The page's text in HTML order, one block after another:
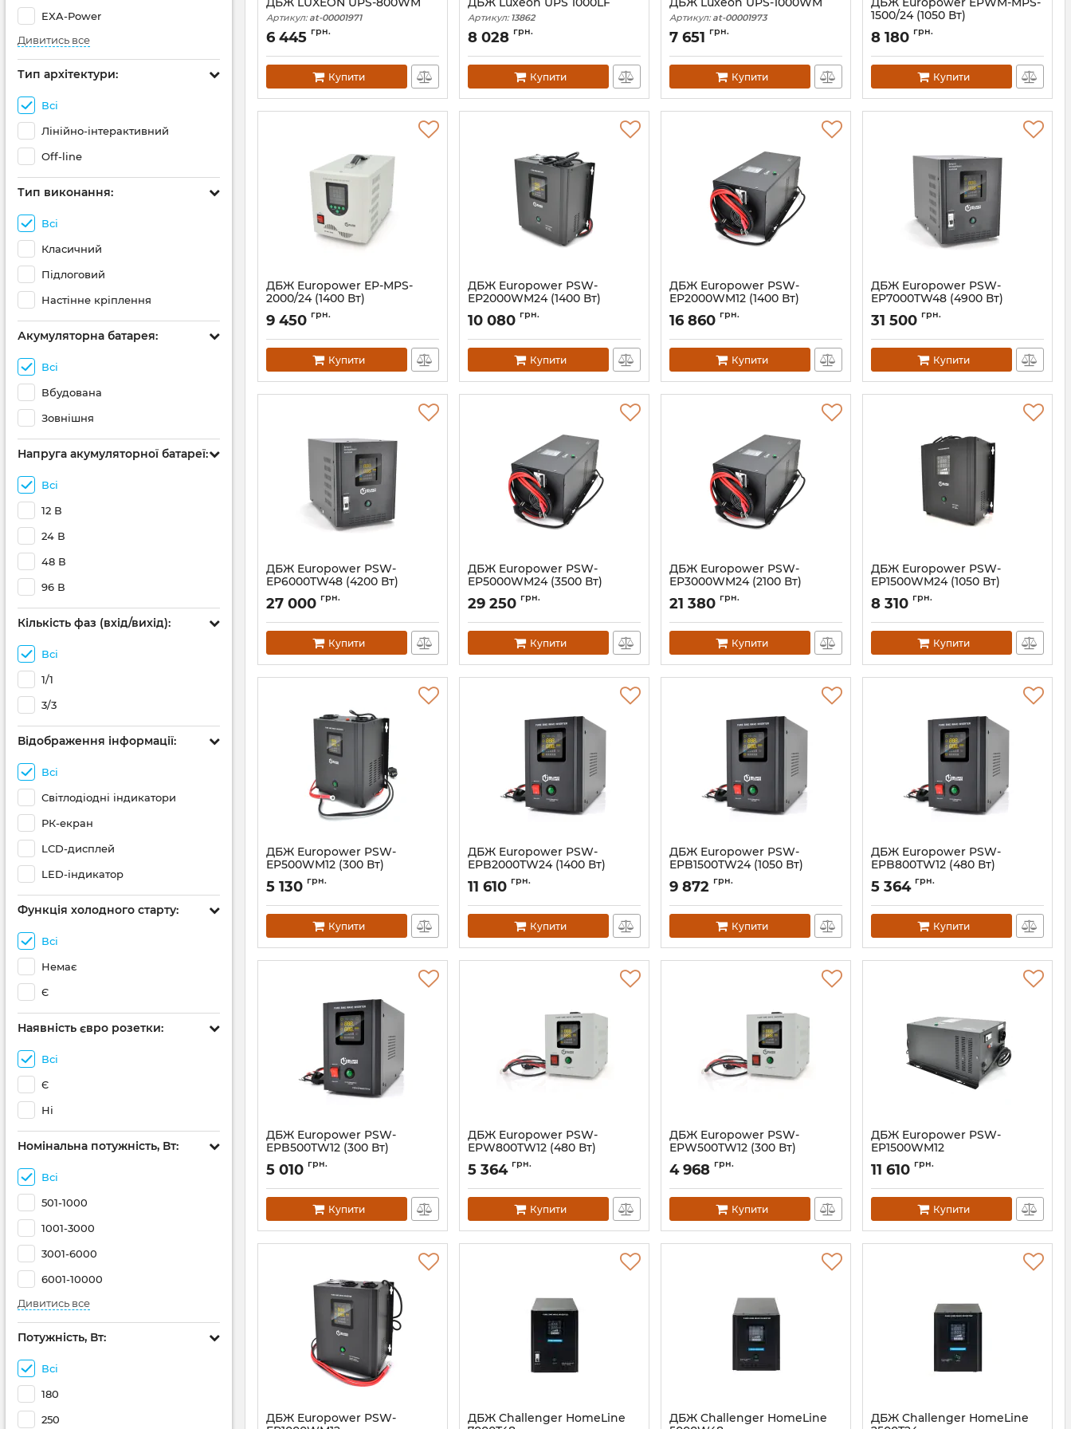
EXA-Power
Дивитись все
Тип архітектури:
Всі
Лінійно-інтерактивний
Off-line
Тип виконання:
Всі
Класичний
Підлоговий
Настінне кріплення
Акумуляторна батарея:
Всі
Вбудована
Зовнішня
Напруга акумуляторної батареї:
Всі
12 В
24 В
48 В
96 В
Кількість фаз (вхід/вихід):
Всі
1/1
3/3
Відображення інформації:
Всі
Світлодіодні індикатори
РК-екран
LCD-дисплей
LED-індикатор
Функція холодного старту:
Всі
Немає
Є
Наявність євро розетки:
Всі
Є
Ні
Номінальна потужність, Вт:
Всі
501-1000
1001-3000
3001-6000
6001-10000
Дивитись все
Потужність, Вт:
Всі
180
250
Артикул: at-00001971
6 445 грн.
Купити
Артикул: 13862
8 028 грн.
Купити
Артикул: at-00001973
7 651 грн.
Купити
1500/24 (1050 Вт)
Артикул: 39306
8 180 грн.
Купити
ДБЖ Europower EP-MPS-
2000/24 (1400 Вт)
Артикул: 39299
9 450 грн.
Купити
ДБЖ Europower PSW-
EP2000WM24 (1400 Вт)
Артикул: 09845
10 080 грн.
Купити
ДБЖ Europower PSW-
EP2000WM12 (1400 Вт)
Артикул: 02137
16 860 грн.
Купити
ДБЖ Europower PSW-
EP7000TW48 (4900 Вт)
Артикул: 01587
31 500 грн.
Купити
ДБЖ Europower PSW-
EP6000TW48 (4200 Вт)
Артикул: 01492
27 000 грн.
Купити
ДБЖ Europower PSW-
EP5000WM24 (3500 Вт)
Артикул: 02133
29 250 грн.
Купити
ДБЖ Europower PSW-
EP3000WM24 (2100 Вт)
Артикул: 02135
21 380 грн.
Купити
ДБЖ Europower PSW-
EP1500WM24 (1050 Вт)
Артикул: 08031
8 310 грн.
Купити
ДБЖ Europower PSW-
EP500WM12 (300 Вт)
Артикул: 14822
5 130 грн.
Купити
ДБЖ Europower PSW-
EPB2000TW24 (1400 Вт)
Артикул: 07817
11 610 грн.
Купити
ДБЖ Europower PSW-
EPB1500TW24 (1050 Вт)
Артикул: 02569
9 872 грн.
Купити
ДБЖ Europower PSW-
EPB800TW12 (480 Вт)
Артикул: 14821
5 364 грн.
Купити
ДБЖ Europower PSW-
EPB500TW12 (300 Вт)
Артикул: 14820
5 010 грн.
Купити
ДБЖ Europower PSW-
EPW800TW12 (480 Вт)
Артикул: 14819
5 364 грн.
Купити
ДБЖ Europower PSW-
EPW500TW12 (300 Вт)
Артикул: 14818
4 968 грн.
Купити
ДБЖ Europower PSW-
EP1500WM12
Артикул: 14825
11 610 грн.
Купити
ДБЖ Europower PSW-
ДБЖ Challenger HomeLine
ДБЖ Challenger HomeLine
ДБЖ Challenger HomeLine